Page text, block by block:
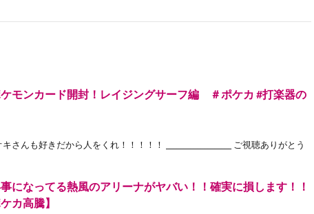
ケモンカード開封！レイジングサーフ編 ＃ポケカ #打楽器の
んも好きだから人をくれ！！！！！ ___________________ ご視聴ありがとう
になってる熱風のアリーナがヤバい！！確実に損します！！
カ高騰】